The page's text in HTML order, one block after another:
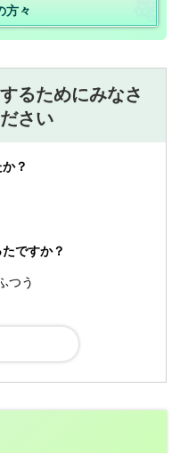
方々
るためにみなさ
さい
？
ですか？
つう